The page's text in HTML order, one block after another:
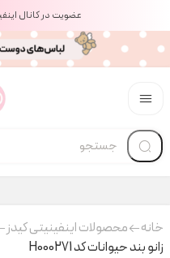
عضویت در کانال
خانه محصولات اینفینیتی کیدز
زانو بند حیوانات کد H000271